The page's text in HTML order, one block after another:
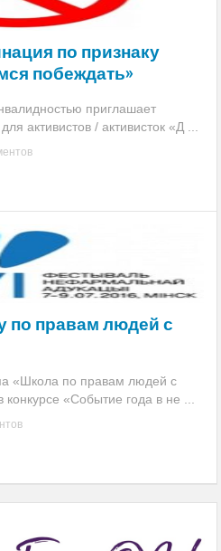
по признаку
побеждать»
приглашает
активистов / активисток «Д ...
по правам людей с
«Школа по правам людей с
конкурсе «Событие года в не ...